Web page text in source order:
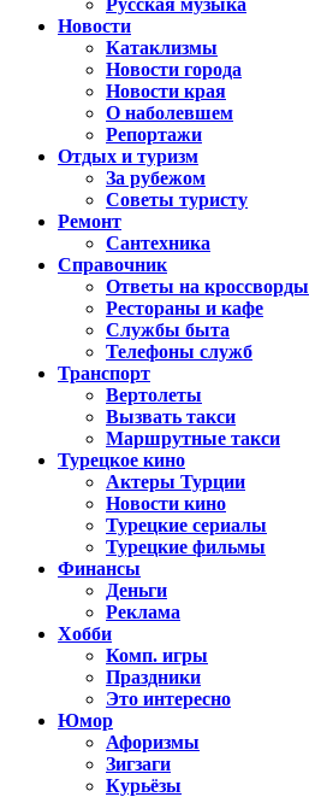
Русская музыка
Новости
Катаклизмы
Новости города
Новости края
О наболевшем
Репортажи
Отдых и туризм
За рубежом
Советы туристу
Ремонт
Сантехника
Справочник
Ответы на кроссворды
Рестораны и кафе
Службы быта
Телефоны служб
Транспорт
Вертолеты
Вызвать такси
Маршрутные такси
Турецкое кино
Актеры Турции
Новости кино
Турецкие сериалы
Турецкие фильмы
Финансы
Деньги
Реклама
Хобби
Комп. игры
Праздники
Это интересно
Юмор
Афоризмы
Зигзаги
Курьёзы